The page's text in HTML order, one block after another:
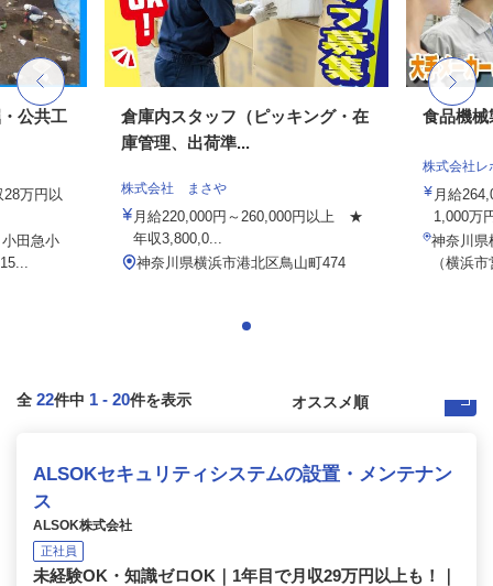
公共工
万円以
田急小
倉庫内スタッフ（ピッキング・在
庫管理、出荷準...
株式会社 まさや
月給220,000円～260,000円以上 ★
年収3,800,0...
神奈川県横浜市港北区鳥山町474
食品機械
株式会社レ
月給
1,000万
神奈川県
（横浜
全 22件中 1 - 20件を表示
ALSOKセキュリティシステムの設置・メンテナン
ス
ALSOK株式会社
正社員
未経験OK・知識ゼロOK｜1年目で月収29万円以上も！｜